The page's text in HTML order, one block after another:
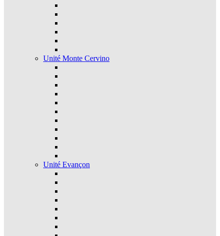
Unité Monte Cervino
Unité Evançon